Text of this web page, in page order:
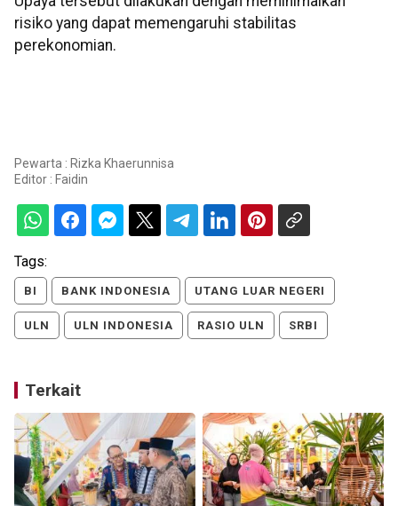
risiko yang dapat memengaruhi stabilitas
perekonomian.
Pewarta : Rizka Khaerunnisa
Editor : Faidin
Tags:
BI BANK INDONESIA UTANG LUAR NEGERI
ULN ULN INDONESIA RASIO ULN SRBI
Terkait